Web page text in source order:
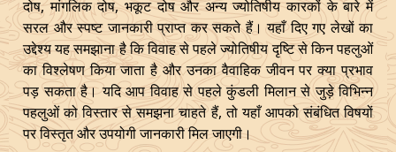
दोष, मांगलिक दोष, भकूट दोष और अन्य ज्योतिषीय कारकों के बारे में
सरल और स्पष्ट जानकारी प्राप्त कर सकते हैं। यहाँ दिए गए लेखों का
उद्देश्य यह समझाना है कि विवाह से पहले ज्योतिषीय दृष्टि से किन पहलुओं
का विश्लेषण किया जाता है और उनका वैवाहिक जीवन पर क्या प्रभाव
पड़ सकता है। यदि आप विवाह से पहले कुंडली मिलान से जुड़े विभिन्न
पहलुओं को विस्तार से समझना चाहते हैं, तो यहाँ आपको संबंधित विषयों
पर विस्तृत और उपयोगी जानकारी मिल जाएगी।